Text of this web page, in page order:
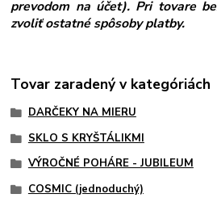
prevodom na účet). Pri tovare
zvoliť ostatné spôsoby platby.
Tovar zaradený v kategóriách
DARČEKY NA MIERU
SKLO S KRYŠTÁLIKMI
VÝROČNÉ POHÁRE - JUBILEUM
COSMIC (jednoduchý)